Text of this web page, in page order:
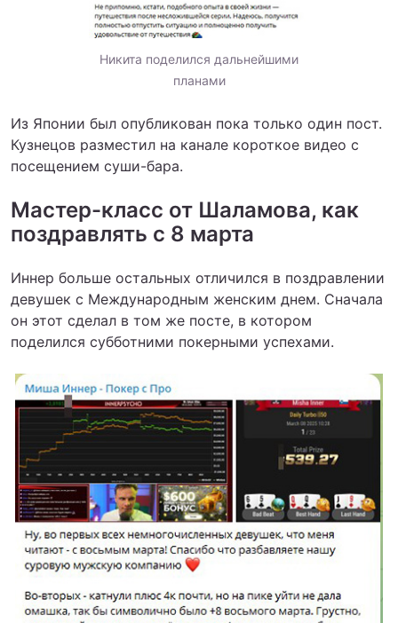
Никита поделился дальнейшими
планами
Из Японии был опубликован пока только один пост.
Кузнецов разместил на канале короткое видео с
посещением суши-бара.
Мастер-класс от Шаламова, как
поздравлять с 8 марта
Иннер больше остальных отличился в поздравлении
девушек с Международным женским днем. Сначала
он этот сделал в том же посте, в котором
поделился субботними покерными успехами.